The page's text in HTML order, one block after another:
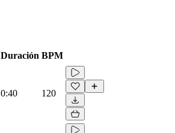
Duración BPM
0:40 120